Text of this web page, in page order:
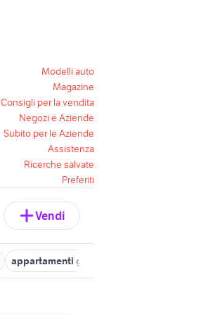
Modelli auto
Magazine
Consigli per la vendita
Negozi e Aziende
Subito per le Aziende
Assistenza
Ricerche salvate
Preferiti
Vendi
appartamenti gatteo mare